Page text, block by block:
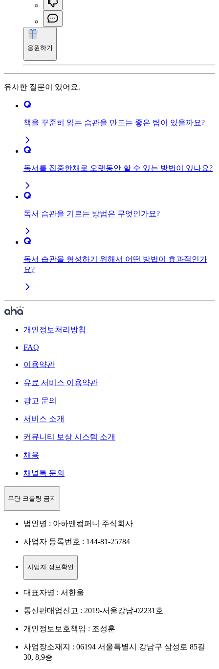
응원하기
유사한 질문이 있어요.
책을 꾸준히 읽는 습관을 만드는 좋은 팁이 있을까요?
독서를 집중한채로 오랫동안 할 수 있는 방법이 있나요?
독서 습관을 기르는 방법은 무엇인가요?
독서 습관을 형성하기 위해서 어떤 방법이 효과적인가
요?
개인정보처리방침
FAQ
이용약관
유료 서비스 이용약관
광고 문의
서비스 소개
커뮤니티 보상 시스템 소개
채용
채널톡 문의
무단 크롤링 금지
법인명 : 아하앤컴퍼니 주식회사
사업자 등록번호 : 144-81-25784
사업자 정보확인
대표자명 : 서한울
통신판매업신고 : 2019-서울강남-02231호
개인정보보호책임 : 조성훈
사업장소재지 : 06194 서울특별시 강남구 삼성로 85길
30, 8,9층